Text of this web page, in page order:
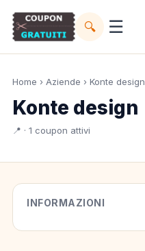
🔍 ☰
Home › Aziende › Konte design
Konte design
📍 · 1 coupon attivi
INFORMAZIONI